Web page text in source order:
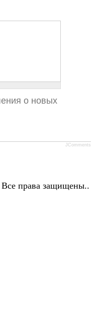
о новых
JComments
права защищены..